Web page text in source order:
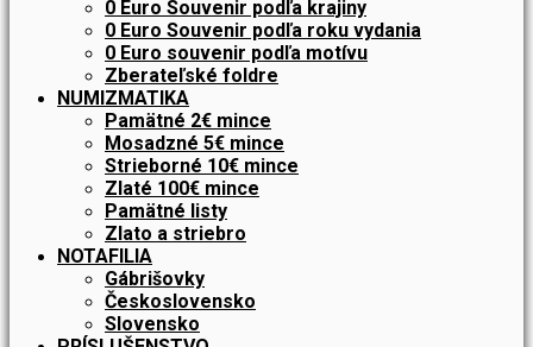
0 Euro Souvenir podľa krajiny
0 Euro Souvenir podľa roku vydania
0 Euro souvenir podľa motívu
Zberateľské foldre
NUMIZMATIKA
Pamätné 2€ mince
Mosadzné 5€ mince
Strieborné 10€ mince
Zlaté 100€ mince
Pamätné listy
Zlato a striebro
NOTAFILIA
Gábrišovky
Československo
Slovensko